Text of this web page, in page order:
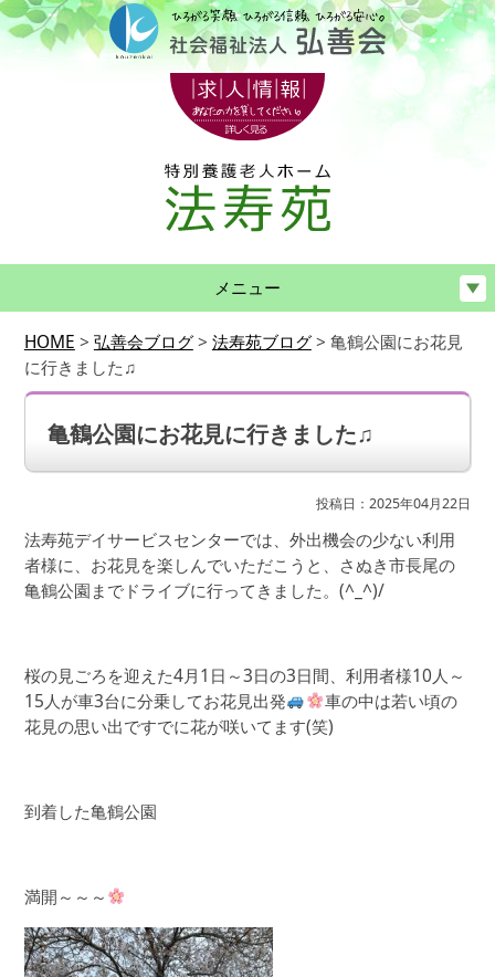
メニュー
HOME > 弘善会ブログ> 法寿苑ブログ> 亀鶴公園にお花見
に行きました♫
亀鶴公園にお花見に行きました♫
投稿日：2025年04月22日
法寿苑デイサービスセンターでは、外出機会の少ない利用
者様に、お花見を楽しんでいただこうと、さぬき市長尾の
亀鶴公園までドライブに行ってきました。(^_^)/
桜の見ごろを迎えた4月1日～3日の3日間、利用者様10人～
15人が車3台に分乗してお花見出発
車の中は若い頃の
花見の思い出ですでに花が咲いてます(笑)
到着した亀鶴公園
満開～～～